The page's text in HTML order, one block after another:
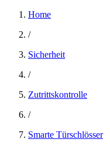
Home
/
Sicherheit
/
Zutrittskontrolle
/
Smarte Türschlösser